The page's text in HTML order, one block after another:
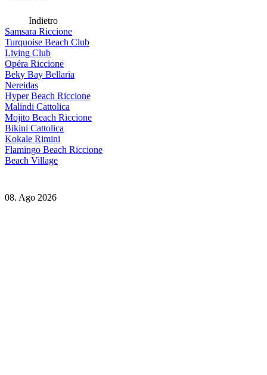
Indietro
Samsara Riccione
Turquoise Beach Club
Living Club
Opéra Riccione
Beky Bay Bellaria
Nereidas
Hyper Beach Riccione
Malindi Cattolica
Mojito Beach Riccione
Bikini Cattolica
Kokale Rimini
Flamingo Beach Riccione
Beach Village
08. Ago 2026